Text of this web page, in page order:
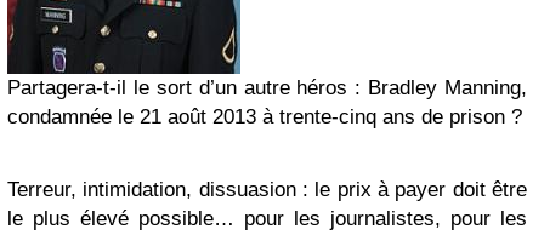
Partagera-t-il le sort d’un autre héros : Bradley Manning,
condamnée le 21 août 2013 à trente-cinq ans de prison ?
Terreur, intimidation, dissuasion : le prix à payer doit être
le plus élevé possible… pour les journalistes, pour les